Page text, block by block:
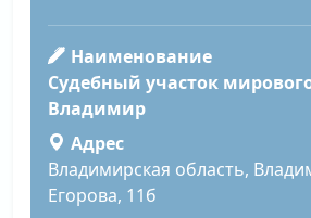
Наименование
Судебный участок
Владимир
Адрес
Владимирская область,
Егорова, 11б